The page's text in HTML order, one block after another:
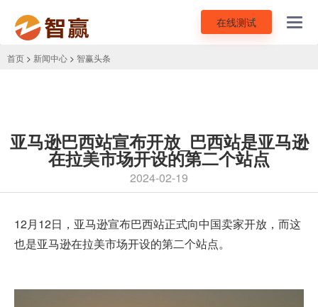
在线测试
首页 > 新闻中心 > 智赢头条
亚马逊巴西站宣布开放_巴西站是亚马逊
在拉美市场开设的第二个站点
2024-02-19
12月12日， 亚马逊宣布巴西站正式向中国卖家开放，而这
也是亚马逊在拉美市场开设的第二个站点。